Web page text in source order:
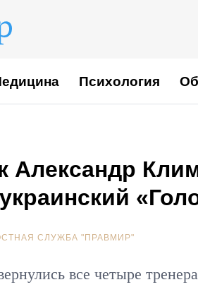
Психология
Александр
СЛУЖБА "ПРАВМИР"
все четыре тренера